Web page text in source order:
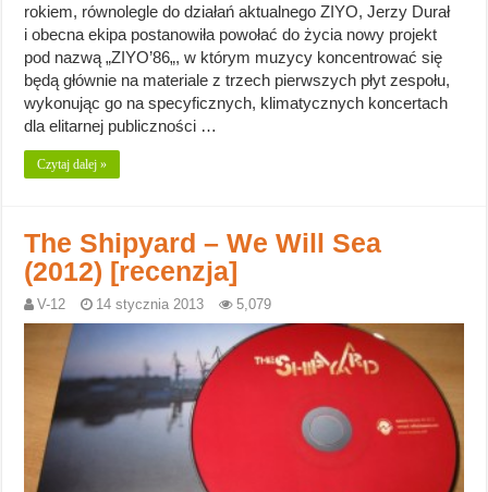
rokiem, równolegle do działań aktualnego ZIYO, Jerzy Durał
i obecna ekipa postanowiła powołać do życia nowy projekt
pod nazwą „ZIYO’86„, w którym muzycy koncentrować się
będą głównie na materiale z trzech pierwszych płyt zespołu,
wykonując go na specyficznych, klimatycznych koncertach
dla elitarnej publiczności …
Czytaj dalej »
The Shipyard – We Will Sea
(2012) [recenzja]
V-12 14 stycznia 2013 5,079